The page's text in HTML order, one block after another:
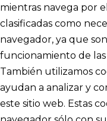
mientras navega por
clasificadas como
navegador, ya que
funcionamiento de las
También utilizamos
ayudan a analizar y
este sitio web. Estas